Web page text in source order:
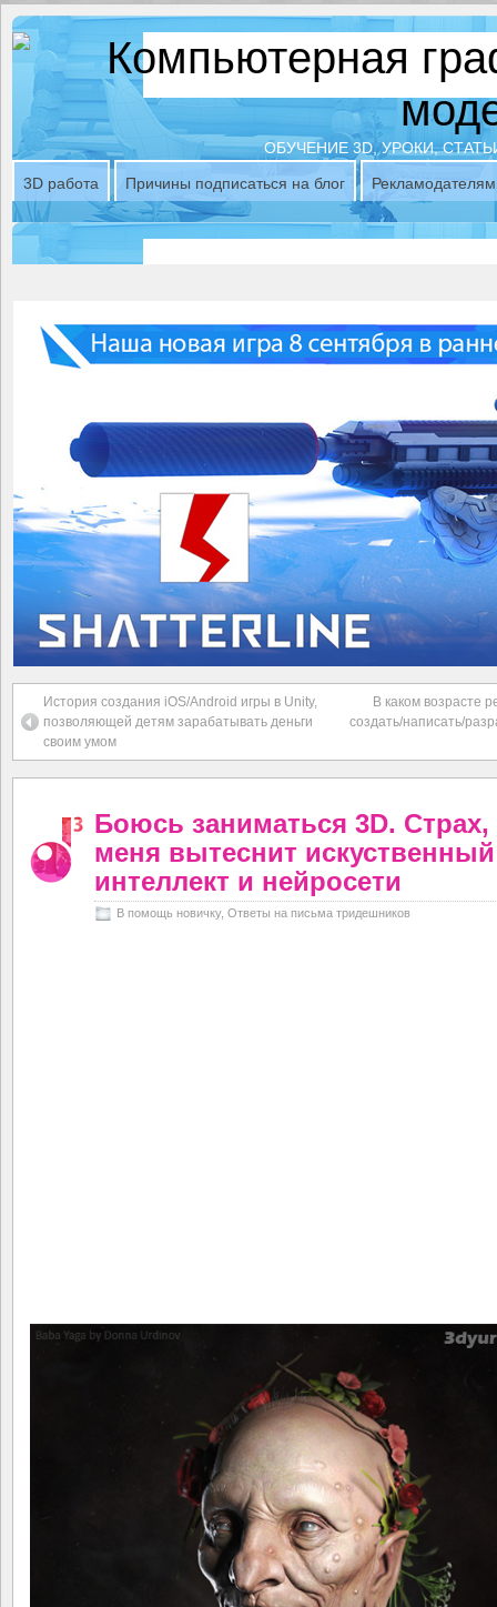
ОБУЧЕНИЕ 3D, УРОКИ,
3D работа
Причины подписаться на блог Рекламодателям
История создания iOS/Android игры в Unity,
позволяющей детям зарабатывать деньги
своим умом
В каком возрасте
создать/написать/
Боюсь заниматься 3D. Страх,
меня вытеснит искуственный
интеллект и нейросети
В помощь новичку, Ответы на письма тридешников